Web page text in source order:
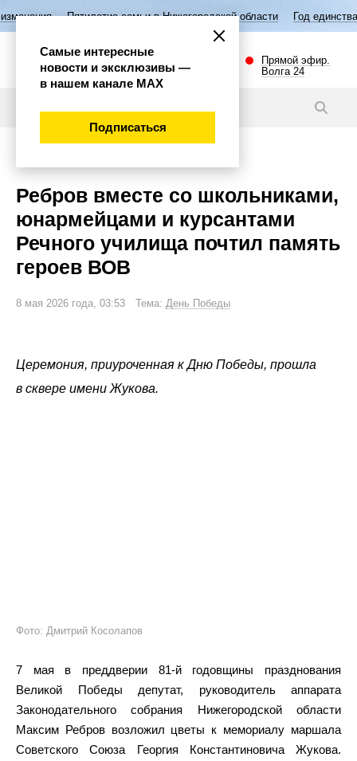
семьи в Нижегородской области Год единства народов России
Прямой эфир.
Волга 24
Ребров вместе со школьниками,
юнармейцами и курсантами
Речного училища почтил память
героев ВОВ
8 мая 2026 года, 03:53 Тема: День Победы
Церемония, приуроченная к Дню Победы, прошла
в сквере имени Жукова.
Фото: Дмитрий Косолапов
7 мая в преддверии 81-й годовщины празднования
Великой Победы депутат, руководитель аппарата
Законодательного собрания Нижегородской области
Максим Ребров возложил цветы к мемориалу маршала
Советского Союза Георгия Константиновича Жукова.
Самые интересные
новости и эксклюзивы —
в нашем канале МАХ
Подписаться